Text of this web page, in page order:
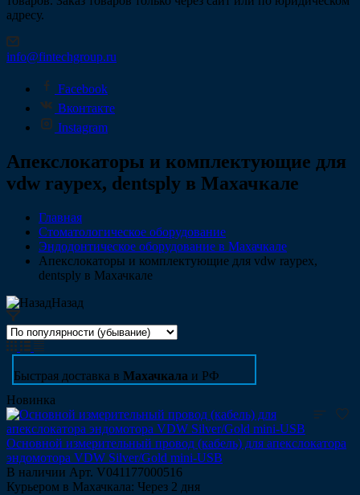
адресу.
info@fintechgroup.ru
Facebook
Вконтакте
Instagram
Апекслокаторы и комплектующие для
vdw raypex, dentsply в Махачкале
Главная
Стоматологическое оборудование
Эндодонтическое оборудование в Махачкале
Апекслокаторы и комплектующие для vdw raypex,
dentsply в Махачкале
Назад
Быстрая доставка в Махачкала и РФ
Новинка
Основной измерительный провод (кабель) для апекслокатора
эндомотора VDW Silver/Gold mini-USB
В наличии Арт. V041177000516
Курьером в Махачкала: Через 2 дня